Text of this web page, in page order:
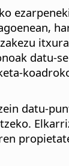
datu-
datu-